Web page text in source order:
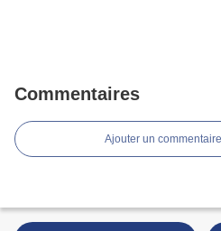
Commentaires
Ajouter un commentaire